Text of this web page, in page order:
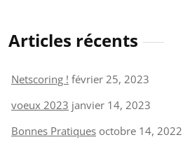
Articles récents
Netscoring ! février 25, 2023
voeux 2023 janvier 14, 2023
Bonnes Pratiques octobre 14, 2022